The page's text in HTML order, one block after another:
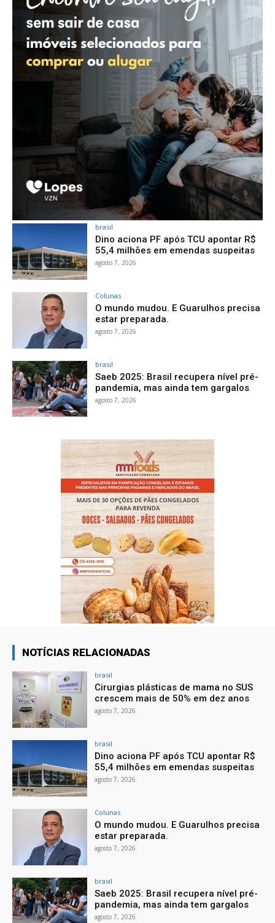
brasil
Dino aciona PF após TCU apontar R$
55,4 milhões em emendas suspeitas
agosto 7, 2026
Colunas
O mundo mudou. E Guarulhos precisa
estar preparada.
agosto 7, 2026
brasil
Saeb 2025: Brasil recupera nível pré-
pandemia, mas ainda tem gargalos
agosto 7, 2026
NOTÍCIAS RELACIONADAS
brasil
Cirurgias plásticas de mama no SUS
crescem mais de 50% em dez anos
agosto 7, 2026
brasil
Dino aciona PF após TCU apontar R$
55,4 milhões em emendas suspeitas
agosto 7, 2026
Colunas
O mundo mudou. E Guarulhos precisa
estar preparada.
agosto 7, 2026
brasil
Saeb 2025: Brasil recupera nível pré-
pandemia, mas ainda tem gargalos
agosto 7, 2026